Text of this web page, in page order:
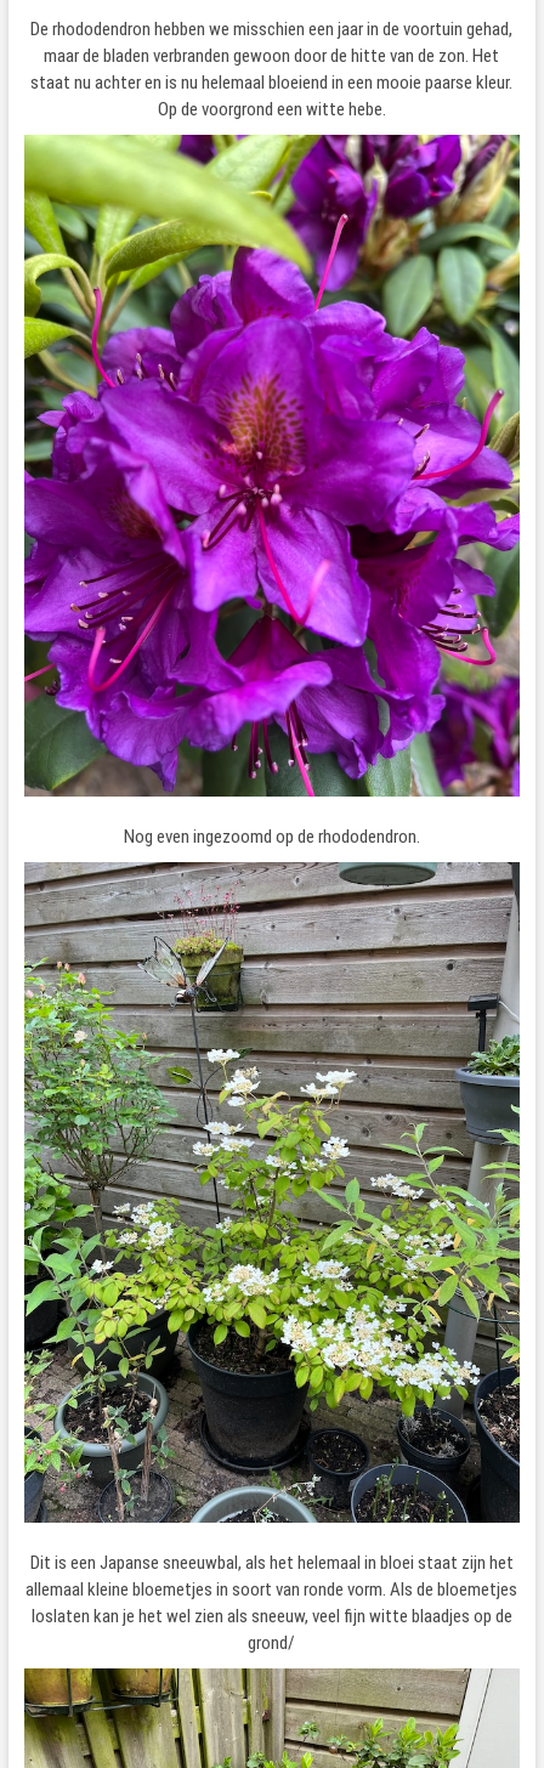
De rhododendron hebben we misschien een jaar in de voortuin gehad,
maar de bladen verbranden gewoon door de hitte van de zon. Het
staat nu achter en is nu helemaal bloeiend in een mooie paarse kleur.
Op de voorgrond een witte hebe.
Nog even ingezoomd op de rhododendron.
Dit is een Japanse sneeuwbal, als het helemaal in bloei staat zijn het
allemaal kleine bloemetjes in soort van ronde vorm. Als de bloemetjes
loslaten kan je het wel zien als sneeuw, veel fijn witte blaadjes op de
grond/